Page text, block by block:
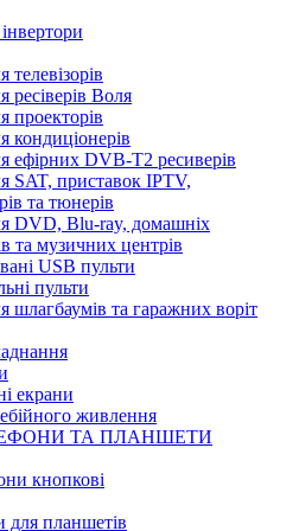
телевізорів
ресіверів Воля
проекторів
кондиціонерів
ефірних DVB-T2 ресиверів
SAT, приставок IPTV,
та тюнерів
DVD, Blu-ray, домашніх
та музичних центрів
USB пульти
пульти
шлагбаумів та гаражних воріт
екрани
живлення
ТА ПЛАНШЕТИ
кнопкові
для планшетів